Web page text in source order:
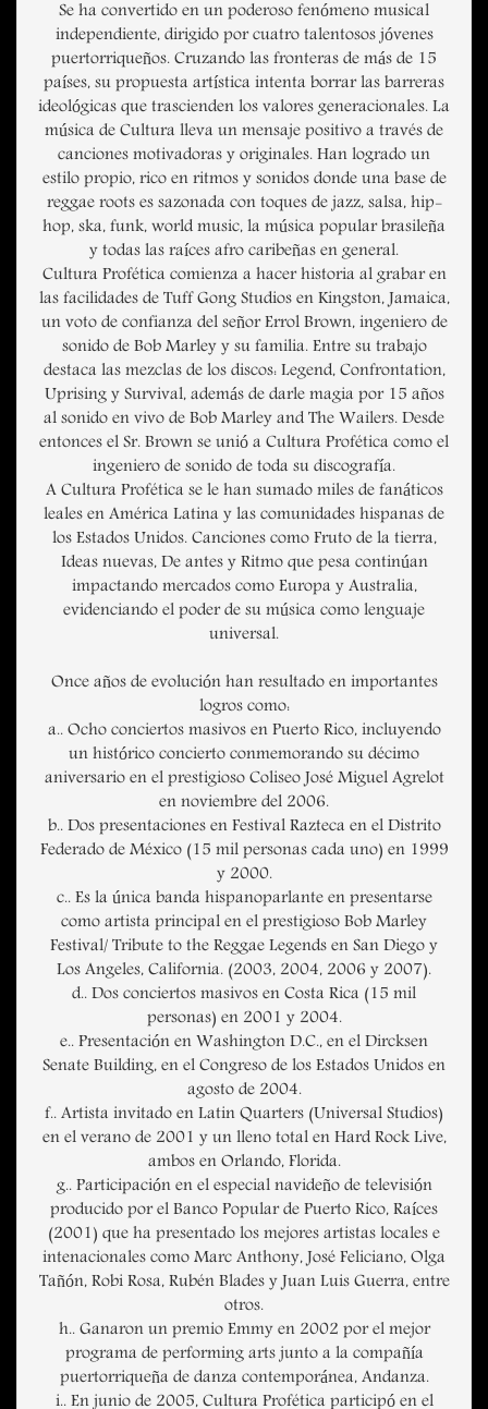
Se ha convertido en un poderoso fenómeno musical
independiente, dirigido por cuatro talentosos jóvenes
puertorriqueños. Cruzando las fronteras de más de 15
países, su propuesta artística intenta borrar las barreras
ideológicas que trascienden los valores generacionales. La
música de Cultura lleva un mensaje positivo a través de
canciones motivadoras y originales. Han logrado un
estilo propio, rico en ritmos y sonidos donde una base de
reggae roots es sazonada con toques de jazz, salsa, hip-
hop, ska, funk, world music, la música popular brasileña
y todas las raíces afro caribeñas en general.
Cultura Profética comienza a hacer historia al grabar en
las facilidades de Tuff Gong Studios en Kingston, Jamaica,
un voto de confianza del señor Errol Brown, ingeniero de
sonido de Bob Marley y su familia. Entre su trabajo
destaca las mezclas de los discos: Legend, Confrontation,
Uprising y Survival, además de darle magia por 15 años
al sonido en vivo de Bob Marley and The Wailers. Desde
entonces el Sr. Brown se unió a Cultura Profética como el
ingeniero de sonido de toda su discografía.
A Cultura Profética se le han sumado miles de fanáticos
leales en América Latina y las comunidades hispanas de
los Estados Unidos. Canciones como Fruto de la tierra,
Ideas nuevas, De antes y Ritmo que pesa continúan
impactando mercados como Europa y Australia,
evidenciando el poder de su música como lenguaje
universal.
Once años de evolución han resultado en importantes
logros como:
a.. Ocho conciertos masivos en Puerto Rico, incluyendo
un histórico concierto conmemorando su décimo
aniversario en el prestigioso Coliseo José Miguel Agrelot
en noviembre del 2006.
b.. Dos presentaciones en Festival Razteca en el Distrito
Federado de México (15 mil personas cada uno) en 1999
y 2000.
c.. Es la única banda hispanoparlante en presentarse
como artista principal en el prestigioso Bob Marley
Festival/ Tribute to the Reggae Legends en San Diego y
Los Angeles, California. (2003, 2004, 2006 y 2007).
d.. Dos conciertos masivos en Costa Rica (15 mil
personas) en 2001 y 2004.
e.. Presentación en Washington D.C., en el Dircksen
Senate Building, en el Congreso de los Estados Unidos en
agosto de 2004.
f.. Artista invitado en Latin Quarters (Universal Studios)
en el verano de 2001 y un lleno total en Hard Rock Live,
ambos en Orlando, Florida.
g.. Participación en el especial navideño de televisión
producido por el Banco Popular de Puerto Rico, Raíces
(2001) que ha presentado los mejores artistas locales e
intenacionales como Marc Anthony, José Feliciano, Olga
Tañón, Robi Rosa, Rubén Blades y Juan Luis Guerra, entre
otros.
h.. Ganaron un premio Emmy en 2002 por el mejor
programa de performing arts junto a la compañía
puertorriqueña de danza contemporánea, Andanza.
i.. En junio de 2005, Cultura Profética participó en el